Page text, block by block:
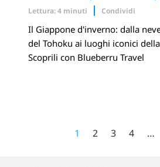
Lettura: 4 minuti
Condividi
Facebook
Linkedin
Il Giappone d'inverno: dalla
del Tohoku ai luoghi iconici
Scoprili con Blueberru Travel
1 2 3 4 …